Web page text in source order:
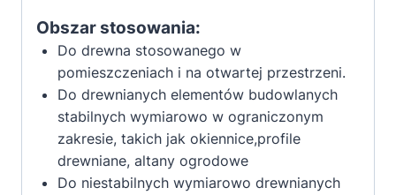
Obszar stosowania:
Do drewna stosowanego w
pomieszczeniach i na otwartej przestrzeni.
Do drewnianych elementów budowlanych
stabilnych wymiarowo w ograniczonym
zakresie, takich jak okiennice,profile
drewniane, altany ogrodowe
Do niestabilnych wymiarowo drewnianych